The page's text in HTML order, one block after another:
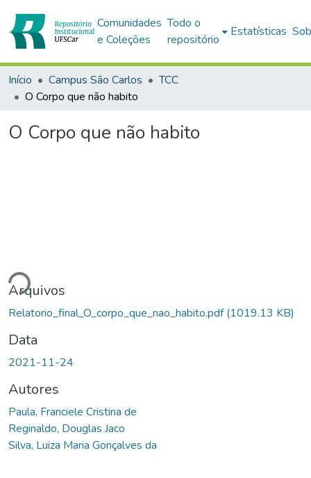
Comunidades
e Coleções
Todo o
repositório
Estatísticas
Início Campus São Carlos
TCC
O Corpo que não habito
O Corpo que não habito
Arquivos
Relatorio_final_O_corpo_que_nao_habito.pdf(1019.13 KB)
Data
2021-11-24
Autores
Paula, Franciele Cristina de
Reginaldo, Douglas Jaco
Silva, Luiza Maria Gonçalves da